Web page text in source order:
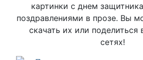
картинки с днем
поздравлениями в прозе. Вы
скачать их или поделиться
сетях!